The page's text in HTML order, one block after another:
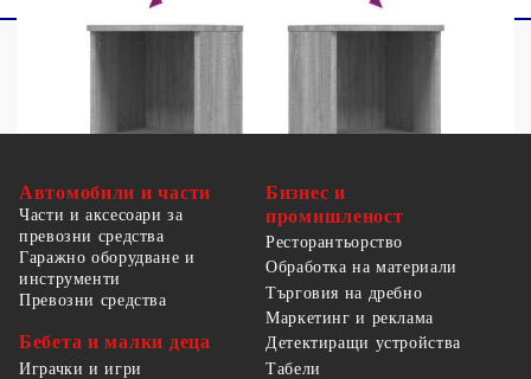
Автомобили и части
Части и аксесоари за
превозни средства
Гаражно оборудване и
инструменти
Превозни средства
Бебета и малки деца
Играчки и игри
Бизнес и
промишленост
Ресторантьорство
Обработка на материали
Търговия на дребно
Маркетинг и реклама
Детектиращи устройства
Табели